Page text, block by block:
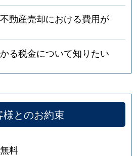
動産売却における費用が
る税金について知りたい
様とのお約束
料